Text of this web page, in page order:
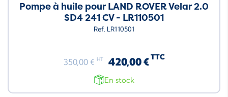
Pompe à huile pour LAND ROVER Velar 2.0
SD4 241 CV - LR110501
Ref. LR110501
350,00 € HT 420,00 € TTC
En stock